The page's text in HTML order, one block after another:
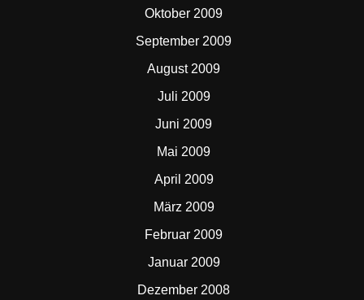
Oktober 2009
September 2009
August 2009
Juli 2009
Juni 2009
Mai 2009
April 2009
März 2009
Februar 2009
Januar 2009
Dezember 2008